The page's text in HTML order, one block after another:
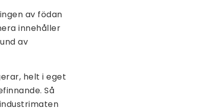
av födan
innehåller
av
helt i eget
Så